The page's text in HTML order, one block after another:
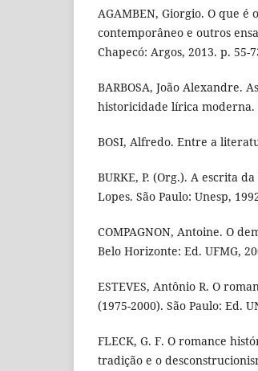
AGAMBEN, Giorgio. O que é
contemporâneo e outros
Chapecó: Argos, 2013. p. 55-
BARBOSA, João Alexandre.
historicidade lírica moderna.
BOSI, Alfredo. Entre a
BURKE, P. (Org.). A escrita
Lopes. São Paulo: Unesp,
COMPAGNON, Antoine. O
Belo Horizonte: Ed. UFMG,
ESTEVES, Antônio R. O
(1975-2000). São Paulo: Ed.
FLECK, G. F. O romance
tradição e o